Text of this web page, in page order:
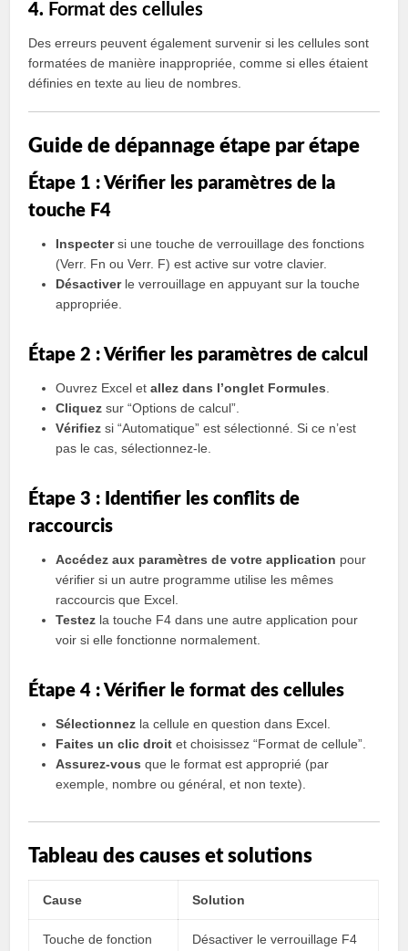
4. Format des cellules
Des erreurs peuvent également survenir si les cellules sont
formatées de manière inappropriée, comme si elles étaient
définies en texte au lieu de nombres.
Guide de dépannage étape par étape
Étape 1 : Vérifier les paramètres de la
touche F4
Inspectersi une touche de verrouillage des fonctions
(Verr. Fn ou Verr. F) est active sur votre clavier.
Désactiverle verrouillage en appuyant sur la touche
appropriée.
Étape 2 : Vérifier les paramètres de calcul
Ouvrez Excel etallez dans l’onglet Formules
Cliquez sur “Options de calcul”.
Vérifiez si “Automatique” est sélectionné. Si ce n’est
pas le cas, sélectionnez-le.
Étape 3 : Identifier les conflits de
raccourcis
Accédez aux paramètres de votre application pour
vérifier si un autre programme utilise les mêmes
raccourcis que Excel.
Testez la touche F4 dans une autre application pour
voir si elle fonctionne normalement.
Étape 4 : Vérifier le format des cellules
Sélectionnez la cellule en question dans Excel.
Faites un clic droit et choisissez “Format de cellule”.
Assurez-vous que le format est approprié (par
exemple, nombre ou général, et non texte).
Tableau des causes et solutions
Cause Solution
Touche de fonction
Désactiver le verrouillage F4